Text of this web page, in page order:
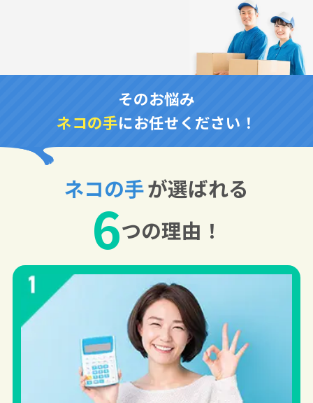
そのお悩み
ネコの手にお任せください！
ネコの手が選ばれる
6つの理由！